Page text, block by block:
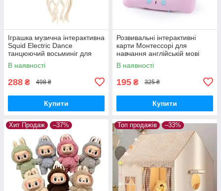
Іграшка музична інтерактивна
Squid Electric Dance
танцюючий восьминіг для
малюків Зелений
В наявності
288 ₴ 498 ₴
Купити
Розвивальні інтерактивні
карти Монтессорі для
навчання англійській мові
Рожевий
В наявності
195 ₴ 325 ₴
Купити
Хит Продаж –37% Топ продажів –33%